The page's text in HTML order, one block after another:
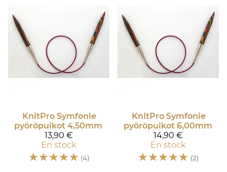
KnitPro Symfonie
pyöröpuikot 4,50mm
13,90 €
En stock
☆☆☆☆☆ (4)
KnitPro Symfonie
pyöröpuikot 6,00mm
14,90 €
En stock
☆☆☆☆☆ (2)